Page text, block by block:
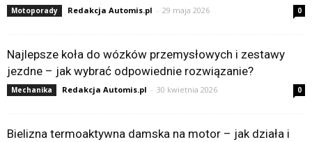
Motoporady Redakcja Automis.pl - 29 maja 2026 0
Najlepsze koła do wózków przemysłowych i zestawy
jezdne – jak wybrać odpowiednie rozwiązanie?
Mechanika Redakcja Automis.pl - 30 kwietnia 2026 0
Bielizna termoaktywna damska na motor – jak działa i